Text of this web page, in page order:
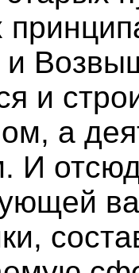
и
и
а
И